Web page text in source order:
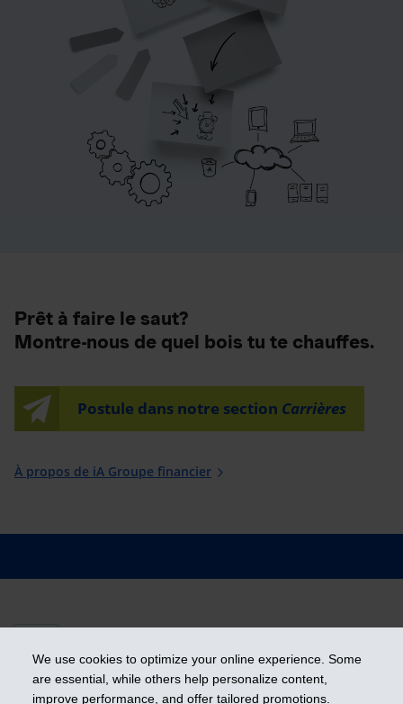
We use cookies to optimize your online experience. Some
are essential, while others help personalize content,
improve performance, and offer tailored promotions.
Prêt à faire le saut?
Montre-nous de quel bois tu te chauffes.
Postule dans notre section Carrières
À propos de iA Groupe financier